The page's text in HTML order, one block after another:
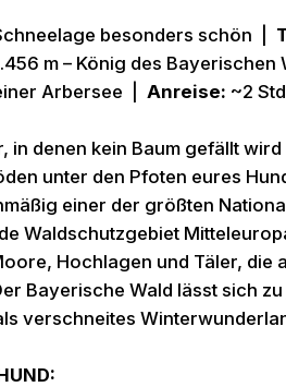
besonders schön |
m – König des Bayerischen
Arbersee | Anreise: ~2
denen kein Baum gefällt
unter den Pfoten eures
einer der größten
Waldschutzgebiet
Hochlagen und Täler, die
Bayerische Wald lässt sich
verschneites